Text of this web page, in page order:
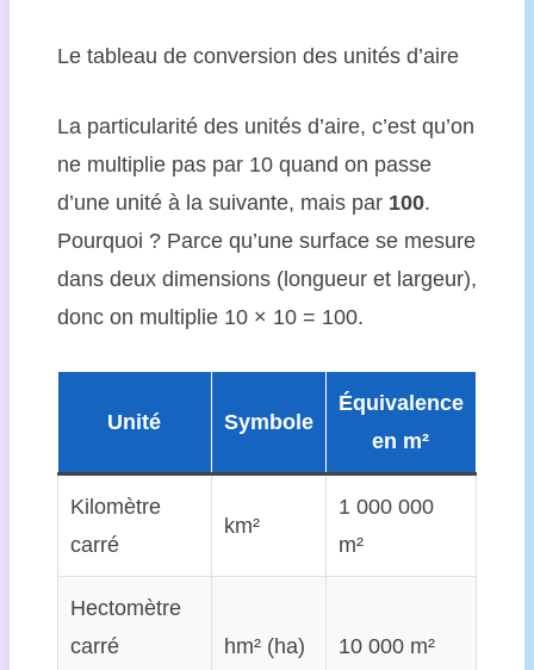
Le tableau de conversion des unités d’aire
La particularité des unités d’aire, c’est qu’on
ne multiplie pas par 10 quand on passe
d’une unité à la suivante, mais par 100.
Pourquoi ? Parce qu’une surface se mesure
dans deux dimensions (longueur et largeur),
donc on multiplie 10 × 10 = 100.
Unité Symbole
Équivalence
en m²
Kilomètre
carré
km²
1 000 000
m²
Hectomètre
carré
hm² (ha) 10 000 m²